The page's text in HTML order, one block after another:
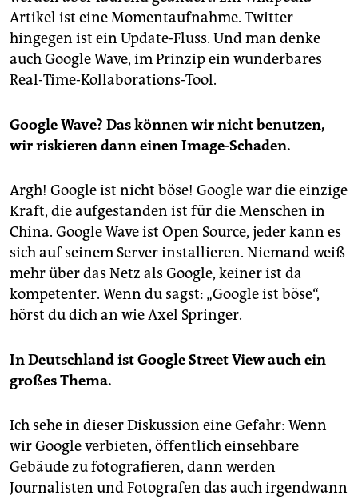
Artikel ist eine Momentaufnahme. Twitter
hingegen ist ein Update-Fluss. Und man denke
auch Google Wave, im Prinzip ein wunderbares
Real-Time-Kollaborations-Tool.
Google Wave? Das können wir nicht benutzen,
wir riskieren dann einen Image-Schaden.
Argh! Google ist nicht böse! Google war die einzige
Kraft, die aufgestanden ist für die Menschen in
China. Google Wave ist Open Source, jeder kann es
sich auf seinem Server installieren. Niemand weiß
mehr über das Netz als Google, keiner ist da
kompetenter. Wenn du sagst: „Google ist böse“,
hörst du dich an wie Axel Springer.
In Deutschland ist Google Street View auch ein
großes Thema.
Ich sehe in dieser Diskussion eine Gefahr: Wenn
wir Google verbieten, öffentlich einsehbare
Gebäude zu fotografieren, dann werden
Journalisten und Fotografen das auch irgendwann